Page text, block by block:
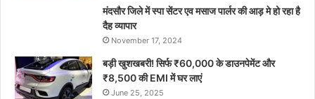
मंदसौर जिले में स्पा सेंटर एव मसाज पार्लर की आड़ मे हो रहा है
दैह व्यापार
November 17, 2024
बड़ी खुशखबरी! सिर्फ ₹60,000 के डाउनपेमेंट और
₹8,500 की EMI में घर लाएं
June 25, 2025